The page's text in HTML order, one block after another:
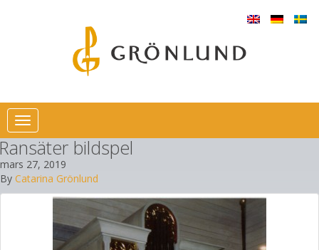
Toggle
navigation bildspel
mars 27, 2019
By Catarina Grönlund